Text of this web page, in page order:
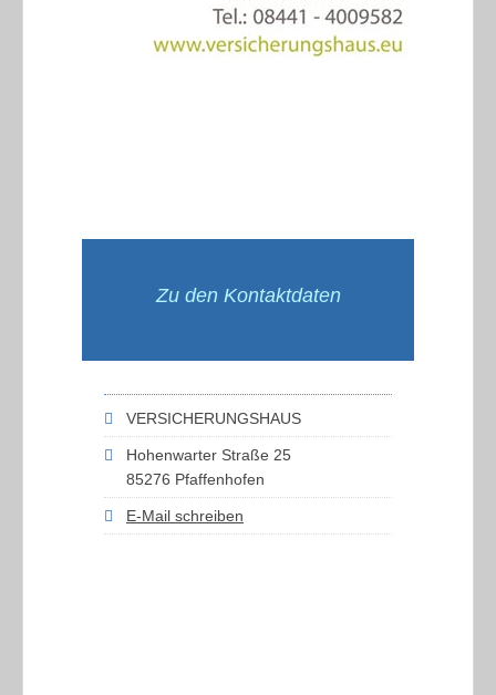
Zu den Kontaktdaten
VERSICHERUNGSHAUS
Hohenwarter Straße 25
85276 Pfaffenhofen
E-Mail schreiben